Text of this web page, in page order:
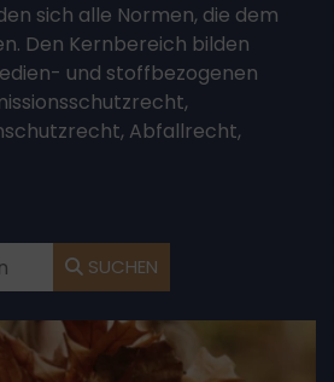
sich alle Normen, die dem
Den Kernbereich bilden
und stoffbezogenen
Abfallrecht,
SUCHEN